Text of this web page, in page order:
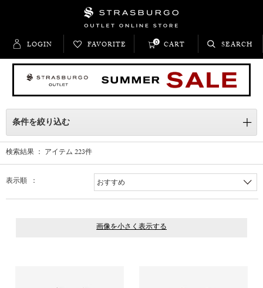
LOGIN FAVORITE CART
0 SEARCH
条件を絞り込む
検索結果 ： アイテム 223件
表示順 ：